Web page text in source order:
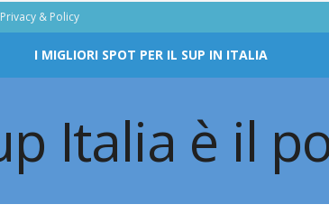
Privacy & Policy
I MIGLIORI SPOT PER IL SUP IN ITALIA